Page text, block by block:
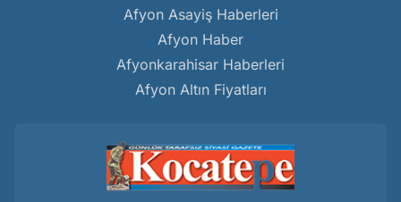
Afyon Asayiş Haberleri
Afyon Haber
Afyonkarahisar Haberleri
Afyon Altın Fiyatları